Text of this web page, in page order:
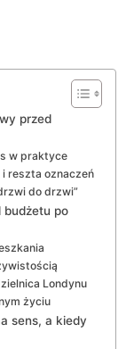
przed
w praktyce
i reszta oznaczeń
do drzwi”
budżetu po
Londynu
życiu
sens, a kiedy